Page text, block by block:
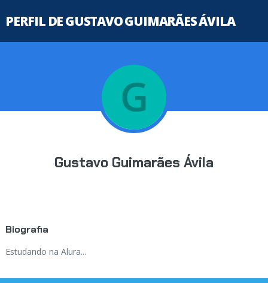
PERFIL DE GUSTAVO GUIMARÃES ÁVILA
Gustavo Guimarães Ávila
Biografia
Estudando na Alura...